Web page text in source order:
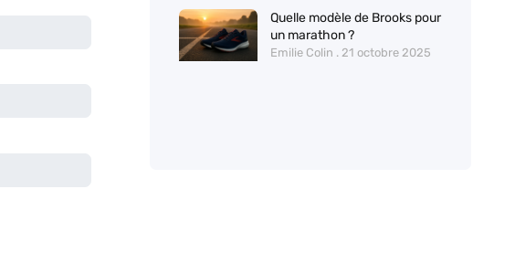
Quelle modèle de Brooks pour
un marathon ?
Emilie Colin 21 octobre 2025